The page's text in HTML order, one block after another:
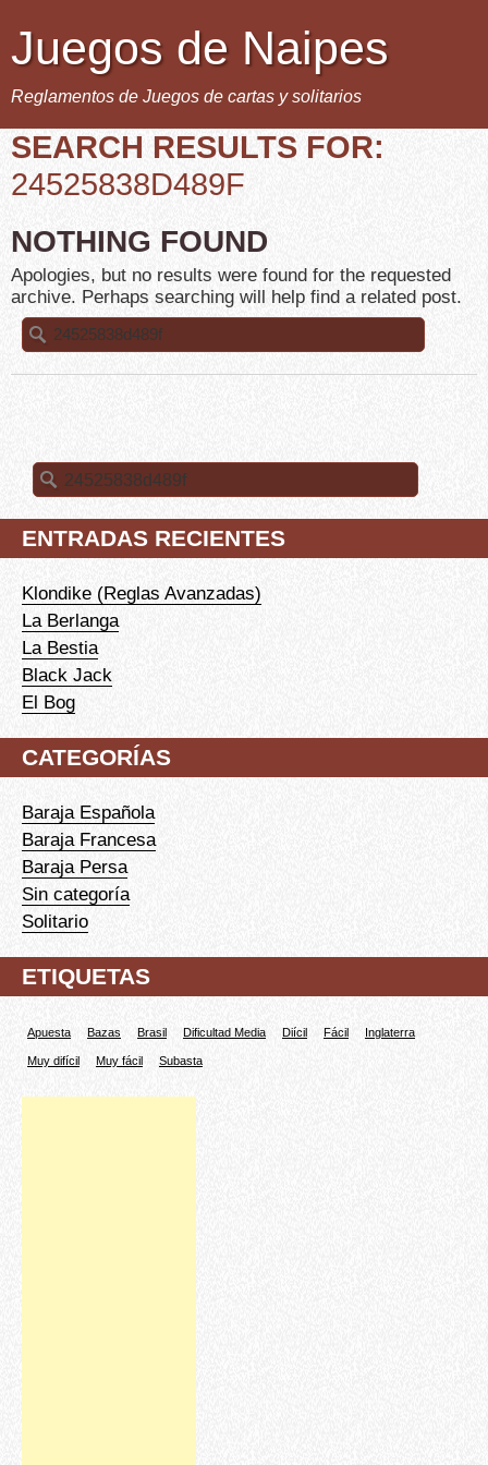
Juegos de Naipes
Reglamentos de Juegos de cartas y solitarios
SEARCH RESULTS FOR:
24525838D489F
NOTHING FOUND
Apologies, but no results were found for the requested
archive. Perhaps searching will help find a related post.
Buscar:
Buscar:
ENTRADAS RECIENTES
Klondike (Reglas Avanzadas)
La Berlanga
La Bestia
Black Jack
El Bog
CATEGORÍAS
Baraja Española
Baraja Francesa
Baraja Persa
Sin categoría
Solitario
ETIQUETAS
Apuesta Bazas Brasil Dificultad Media Diícil Fácil Inglaterra
Muy difícil Muy fácil Subasta